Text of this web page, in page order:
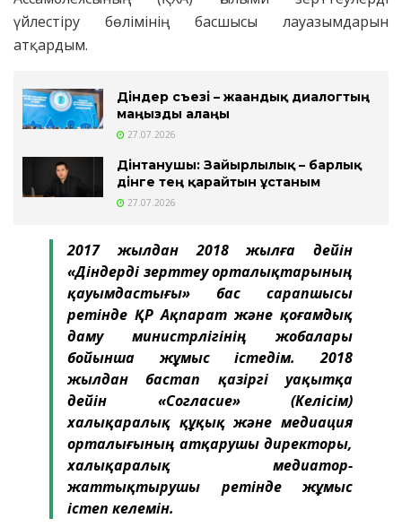
үйлестіру бөлімінің басшысы лауазымдарын
атқардым.
Діндер съезі – жаһандық диалогтың
маңызды алаңы
27.07.2026
Дінтанушы: Зайырлылық – барлық
дінге тең қарайтын ұстаным
27.07.2026
2017 жылдан 2018 жылға дейін
«Діндерді зерттеу орталықтарының
қауымдастығы» бас сарапшысы
ретінде ҚР Ақпарат және қоғамдық
даму министрлігінің жобалары
бойынша жұмыс істедім. 2018
жылдан бастап қазіргі уақытқа
дейін «Согласие» (Келісім)
халықаралық құқық және медиация
орталығының атқарушы директоры,
халықаралық медиатор-
жаттықтырушы ретінде жұмыс
істеп келемін.